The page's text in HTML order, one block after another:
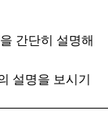
간단히 설명해
설명을 보시기